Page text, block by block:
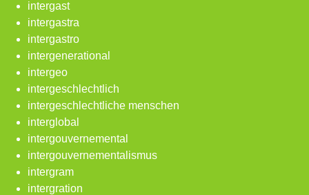
intergast
intergastra
intergastro
intergenerational
intergeo
intergeschlechtlich
intergeschlechtliche menschen
interglobal
intergouvernemental
intergouvernementalismus
intergram
intergration